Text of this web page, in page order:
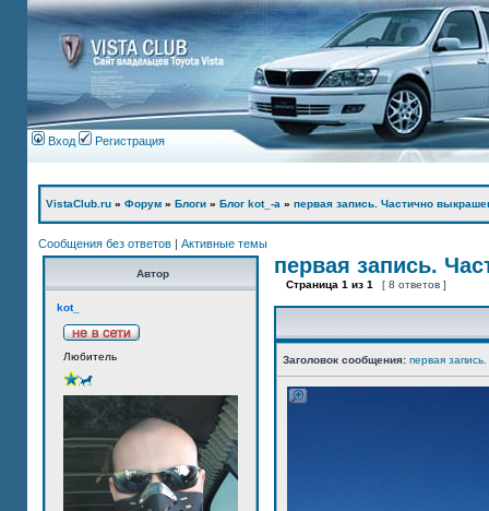
Вход Регистрация
VistaClub.ru » Форум » Блоги » Блог kot_-а » первая запись. Частично
Сообщения без ответов | Активные темы
Автор
kot_
Любитель
первая запись.
Страница 1 из 1 [ 8 ответов ]
Заголовок сообщения: первая